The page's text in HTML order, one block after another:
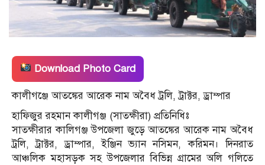
Download Photo Card
কালীগঞ্জে আতঙ্কের আরেক নাম অবৈধ ট্রলি, ট্রাক্টর, ড্রাম্পার
হাফিজুর রহমান কালীগঞ্জ (সাতক্ষীরা) প্রতিনিধিঃ
সাতক্ষীরার কালিগঞ্জ উপজেলা জুড়ে আতঙ্কের আরেক নাম অবৈধ
ট্রলি, ট্রাক্টর, ড্রাম্পার, ইঞ্জিন ভ্যান নসিমন, করিমন। দিনরাত
আঞ্চলিক মহাসড়ক সহ উপজেলার বিভিন্ন গ্রামের অলি গলিতে